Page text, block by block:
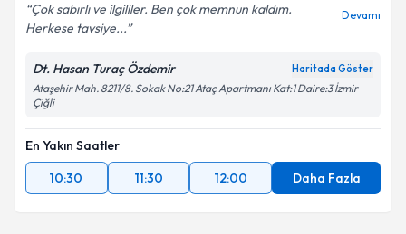
Çok sabırlı ve ilgililer. Ben çok memnun kaldım.
Herkese tavsiye...
Devamı
Dt. Hasan Turaç Özdemir Haritada Göster
Ataşehir Mah. 8211/8. Sokak No:21 Ataç Apartmanı Kat:1 Daire:3 İzmir
Çiğli
En Yakın Saatler
10:30
11:30 12:00 Daha Fazla